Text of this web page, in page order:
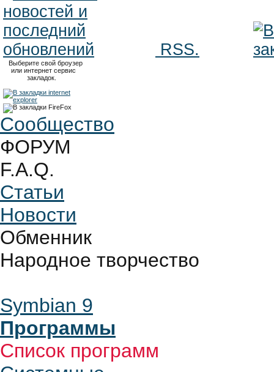
RSS.
Выберите свой броузер
или интернет сервис
закладок.
Сообщество
ФОРУМ
F.A.Q.
Статьи
Новости
Обменник
Народное творчество
Symbian 9
Программы
Список программ